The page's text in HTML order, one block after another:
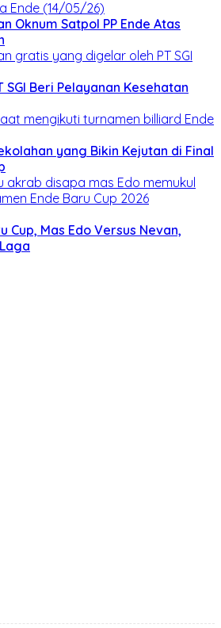
Oknum Satpol PP Ende Atas
SGI Beri Pelayanan Kesehatan
yang Bikin Kejutan di Final
Cup, Mas Edo Versus Nevan,